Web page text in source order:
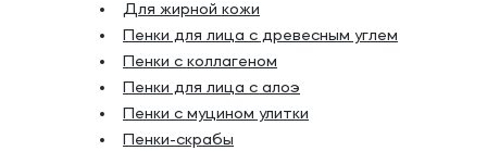
Для жирной кожи
Пенки для лица с древесным углем
Пенки с коллагеном
Пенки для лица с алоэ
Пенки с муцином улитки
Пенки-скрабы